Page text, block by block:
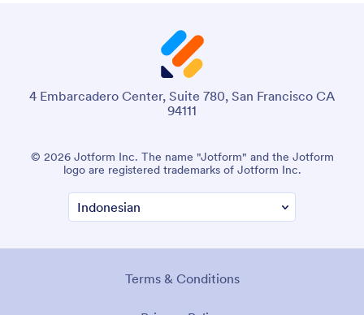
4 Embarcadero Center, Suite 780, San Francisco CA
94111
© 2026 Jotform Inc. The name "Jotform" and the Jotform
logo are registered trademarks of Jotform Inc.
Terms & Conditions